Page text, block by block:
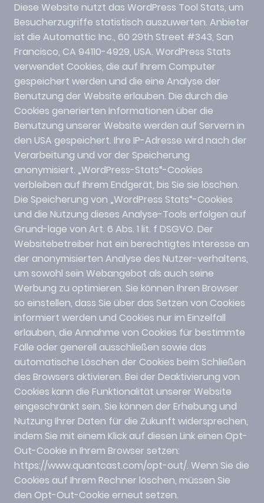
Diese Website nutzt das WordPress Tool Stats, um
Besucherzugriffe statistisch auszuwerten. Anbieter
ist die Automattic Inc., 60 29th Street #343, San
Francisco, CA 94110-4929, USA. WordPress Stats
verwendet Cookies, die auf Ihrem Computer
gespeichert werden und die eine Analyse der
Benutzung der Website erlauben. Die durch die
Cookies generierten Informationen über die
Benutzung unserer Website werden auf Servern in
den USA gespeichert. Ihre IP-Adresse wird nach der
Verarbeitung und vor der Speicherung
anonymisiert. „WordPress-Stats“-Cookies
verbleiben auf Ihrem Endgerät, bis Sie sie löschen.
Die Speicherung von „WordPress Stats“-Cookies
und die Nutzung dieses Analyse-Tools erfolgen auf
Grund-lage von Art. 6 Abs. 1 lit. f DSGVO. Der
Websitebetreiber hat ein berechtigtes Interesse an
der anonymisierten Analyse des Nutzer-verhaltens,
um sowohl sein Webangebot als auch seine
Werbung zu optimieren. Sie können Ihren Browser
so einstellen, dass Sie über das Setzen von Cookies
informiert werden und Cookies nur im Einzelfall
erlauben, die Annahme von Cookies für bestimmte
Fälle oder generell ausschließen sowie das
automatische Löschen der Cookies beim Schließen
des Browsers aktivieren. Bei der Deaktivierung von
Cookies kann die Funktionalität unserer Website
eingeschränkt sein. Sie können der Erhebung und
Nutzung Ihrer Daten für die Zukunft widersprechen,
indem Sie mit einem Klick auf diesen Link einen Opt-
Out-Cookie in Ihrem Browser setzen:
https://www.quantcast.com/opt-out/. Wenn Sie die
Cookies auf Ihrem Rechner löschen, müssen Sie
den Opt-Out-Cookie erneut setzen.